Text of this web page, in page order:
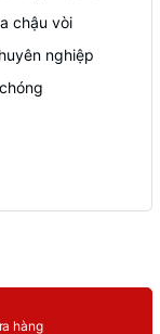
chậu vòi
nghiệp
hàng